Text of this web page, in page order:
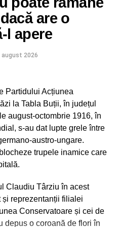
europarlamentarul
ROVANA PLUMB
preşedinte
a fost
pentru Uzina Mecanică
și Uzina de Produse
reprezentanții PSD
unităților din industria de
Programul SAFE vor
în dezvoltarea lor?
la companii străine sau în
de apărare dâmbovițeană
ocolișuri, de când USR
industria de apărare
are o
l apere
august 2026
Partidului Acțiunea
la Tabla Buții, în județul
august-octombrie 1916, în
s-au dat lupte grele între
austro-ungare.
trupele inamice care
Claudiu Târziu în acest
reprezentanții filialei
Conservatoare și cei de
depus o coroană de flori în